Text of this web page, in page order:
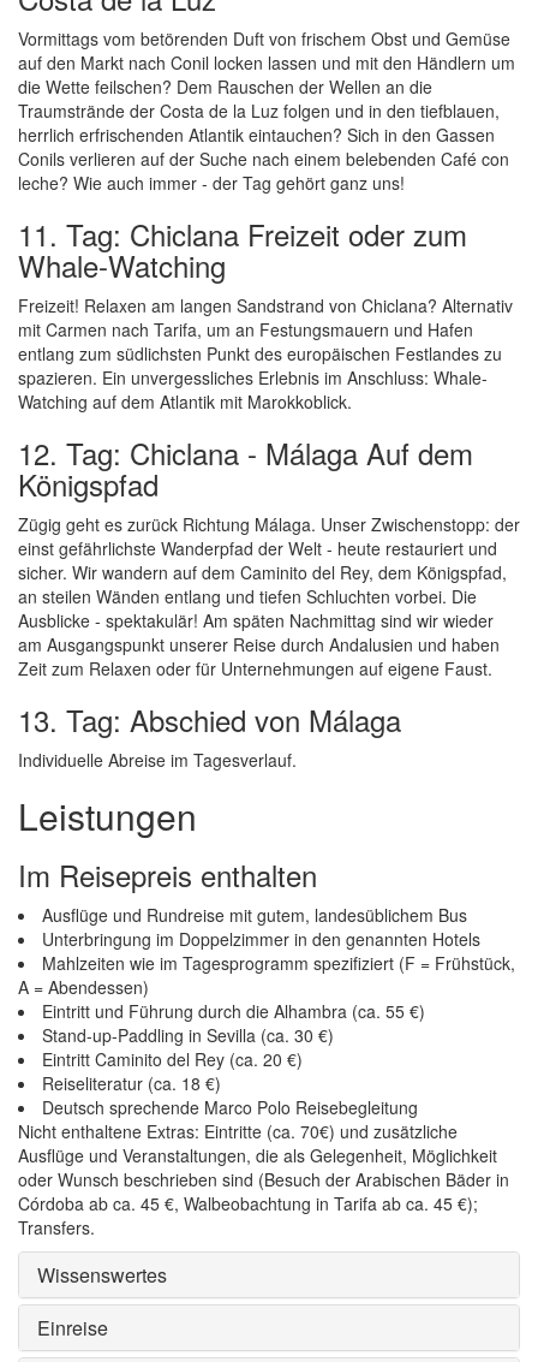
Vormittags vom betörenden Duft von frischem Obst und Gemüse
auf den Markt nach Conil locken lassen und mit den Händlern um
die Wette feilschen? Dem Rauschen der Wellen an die
Traumstrände der Costa de la Luz folgen und in den tiefblauen,
herrlich erfrischenden Atlantik eintauchen? Sich in den Gassen
Conils verlieren auf der Suche nach einem belebenden Café con
leche? Wie auch immer - der Tag gehört ganz uns!
11. Tag: Chiclana Freizeit oder zum
Whale-Watching
Freizeit! Relaxen am langen Sandstrand von Chiclana? Alternativ
mit Carmen nach Tarifa, um an Festungsmauern und Hafen
entlang zum südlichsten Punkt des europäischen Festlandes zu
spazieren. Ein unvergessliches Erlebnis im Anschluss: Whale-
Watching auf dem Atlantik mit Marokkoblick.
12. Tag: Chiclana - Málaga Auf dem
Königspfad
Zügig geht es zurück Richtung Málaga. Unser Zwischenstopp: der
einst gefährlichste Wanderpfad der Welt - heute restauriert und
sicher. Wir wandern auf dem Caminito del Rey, dem Königspfad,
an steilen Wänden entlang und tiefen Schluchten vorbei. Die
Ausblicke - spektakulär! Am späten Nachmittag sind wir wieder
am Ausgangspunkt unserer Reise durch Andalusien und haben
Zeit zum Relaxen oder für Unternehmungen auf eigene Faust.
13. Tag: Abschied von Málaga
Individuelle Abreise im Tagesverlauf.
Leistungen
Im Reisepreis enthalten
Ausflüge und Rundreise mit gutem, landesüblichem Bus
Unterbringung im Doppelzimmer in den genannten Hotels
Mahlzeiten wie im Tagesprogramm spezifiziert (F = Frühstück,
A = Abendessen)
Eintritt und Führung durch die Alhambra (ca. 55 €)
Stand-up-Paddling in Sevilla (ca. 30 €)
Eintritt Caminito del Rey (ca. 20 €)
Reiseliteratur (ca. 18 €)
Deutsch sprechende Marco Polo Reisebegleitung
Nicht enthaltene Extras: Eintritte (ca. 70€) und zusätzliche
Ausflüge und Veranstaltungen, die als Gelegenheit, Möglichkeit
oder Wunsch beschrieben sind (Besuch der Arabischen Bäder in
Córdoba ab ca. 45 €, Walbeobachtung in Tarifa ab ca. 45 €);
Transfers.
Wissenswertes
Einreise